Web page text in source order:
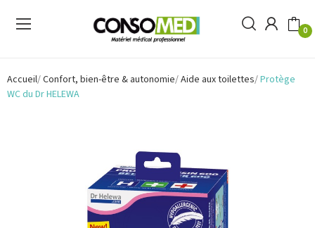
0
Accueil Confort, bien-être & autonomie Aide aux toilettes Protège
WC du Dr HELEWA